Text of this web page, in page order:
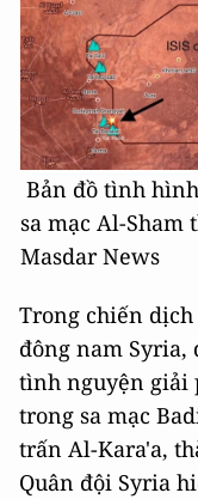
Bản đồ tình
sa mạc Al-Sham
Masdar News
Trong chiến
đông nam Syria,
tình nguyện giải
trong sa mạc
trấn Al-Kara'a,
Quân đội Syria